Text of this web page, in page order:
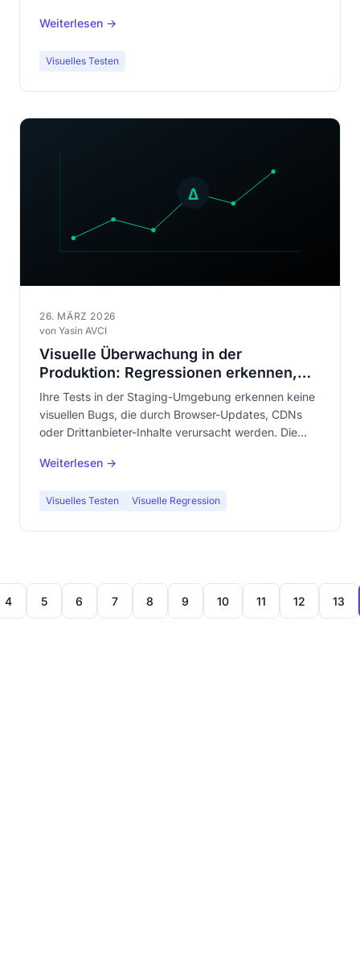
Weiterlesen →
Visuelles Testen
26. MÄRZ 2026
von Yasin AVCI
Visuelle Überwachung in der
Produktion: Regressionen erkennen,
die Ihre Tests nicht sehen
Ihre Tests in der Staging-Umgebung erkennen keine
visuellen Bugs, die durch Browser-Updates, CDNs
oder Drittanbieter-Inhalte verursacht werden. Die
diese Lücke.
Weiterlesen →
Visuelles Testen Visuelle Regression
4 5 6 7 8 9 10 11 12 13